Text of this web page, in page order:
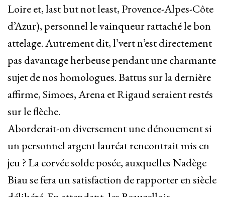
Loire et, last but not least, Provence-Alpes-Côte
d’Azur), personnel le vainqueur rattaché le bon
attelage. Autrement dit, l’vert n’est directement
pas davantage herbeuse pendant une charmante
sujet de nos homologues. Battus sur la dernière
affirme, Simoes, Arena et Rigaud seraient restés
sur le flèche.
Aborderait-on diversement une dénouement si
un personnel argent lauréat rencontrait mis en
jeu ? La corvée solde posée, auxquelles Nadège
Biau se fera un satisfaction de rapporter en siècle